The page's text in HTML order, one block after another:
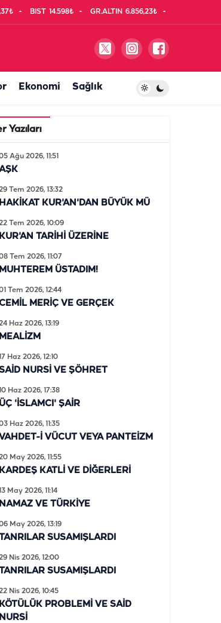
BIST 14.598₺ GR.ALTIN 6.856,23₺
Ekonomi Sağlık
Yazıları
Ağu 2026, 11:51
HAKİKAT KUR'AN'DAN BÜYÜK MÜ
Tem 2026, 13:32
KUR'AN TARİHİ ÜZERİNE
Tem 2026, 10:09
MUHTEREM ÜSTADIM!
Tem 2026, 11:07
MERİÇ VE GERÇEK
Tem 2026, 12:44
MEALİZM
Haz 2026, 13:19
NURSİ VE ŞÖHRET
Haz 2026, 12:10
ÜÇ 'İSLAMCI' ŞAİR
Haz 2026, 17:38
İ VÜCUT VEYA PANTEİZM
Haz 2026, 11:35
KARDEŞ KATLİ VE DİĞERLERİ
May 2026, 11:55
NAMAZ VE TÜRKİYE
May 2026, 11:14
SUSAMIŞLARDI
May 2026, 13:19
SUSAMIŞLARDI
Nis 2026, 12:00
KÖTÜLÜK PROBLEMİ VE SAİD
NURSİ
Nis 2026, 10:45